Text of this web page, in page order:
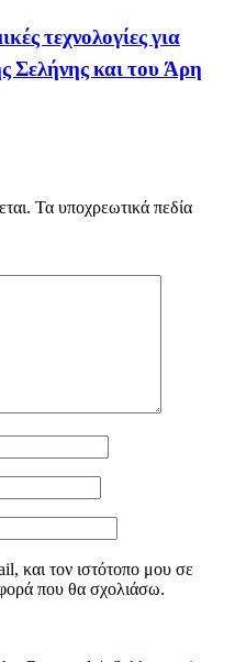
τεχνολογίες για
Σελήνης και του Άρη
Τα υποχρεωτικά πεδία
και τον ιστότοπο μου σε
που θα σχολιάσω.